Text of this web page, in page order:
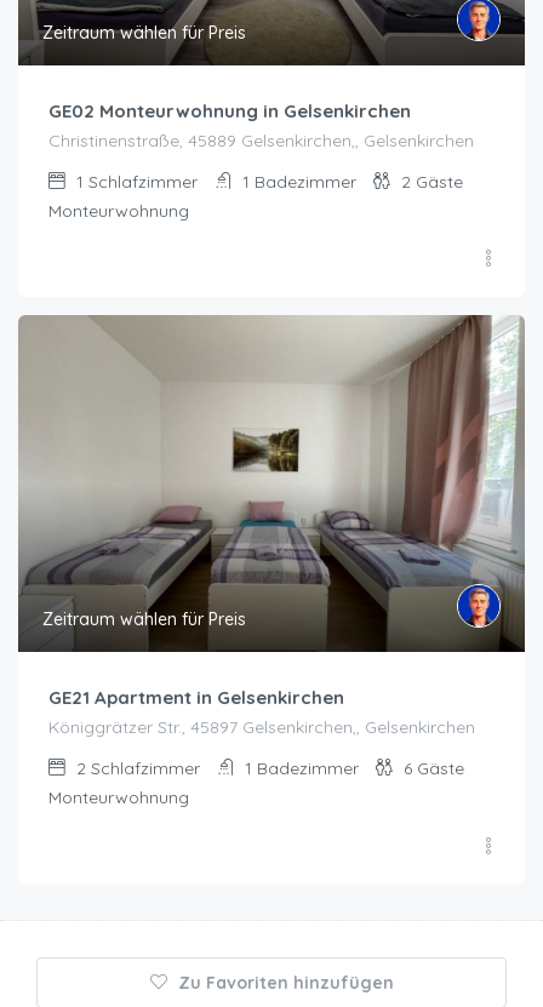
Zeitraum wählen für Preis
GE02 Monteurwohnung in Gelsenkirchen
Christinenstraße, 45889 Gelsenkirchen,, Gelsenkirchen
1 Schlafzimmer 1 Badezimmer 2 Gäste
Monteurwohnung
Zeitraum wählen für Preis
GE21 Apartment in Gelsenkirchen
Königgrätzer Str., 45897 Gelsenkirchen,, Gelsenkirchen
2 Schlafzimmer 1 Badezimmer 6 Gäste
Monteurwohnung
Zu Favoriten hinzufügen